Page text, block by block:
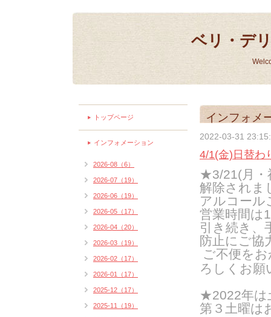
ベリ・デ
インフォメ
2022-03-31
4/1(金)日替わ
★3/21(月・
解除されま
アルコール
営業時間は
引き続き、
防止にご協
ご不便を
ろしくお願
★2022年は
第３土曜は
トップページ
インフォメーション
2026-08（6）
2026-07（19）
2026-06（19）
2026-05（17）
2026-04（20）
2026-03（19）
2026-02（17）
2026-01（17）
2025-12（17）
2025-11（19）